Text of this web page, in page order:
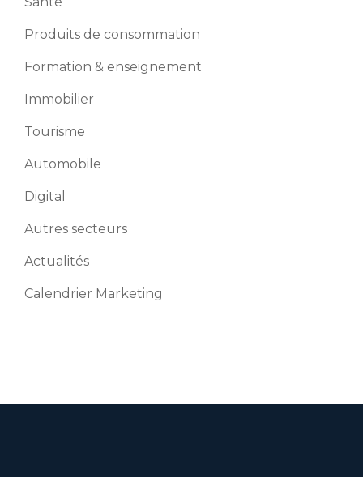
Produits de consommation
Formation & enseignement
Immobilier
Tourisme
Automobile
Digital
Autres secteurs
Actualités
Calendrier Marketing